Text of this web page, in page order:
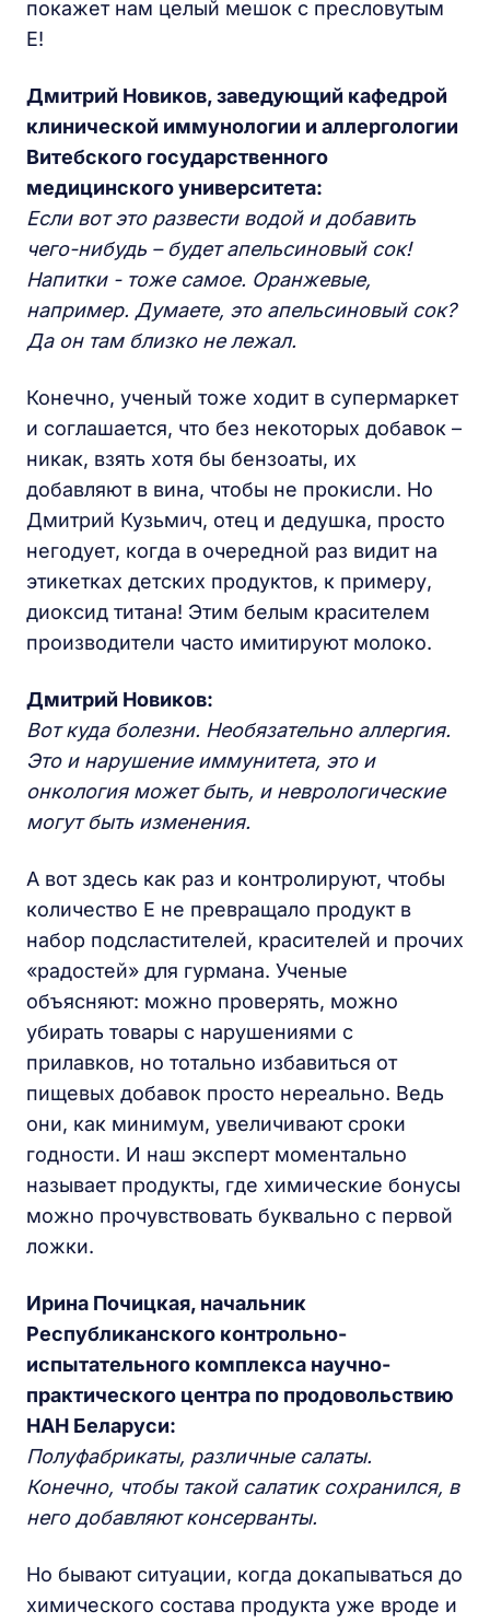
покажет нам целый мешок с пресловутым
Е!
Дмитрий Новиков, заведующий кафедрой
клинической иммунологии и аллергологии
Витебского государственного
медицинского университета:
Если вот это развести водой и добавить
чего-нибудь – будет апельсиновый сок!
Напитки - тоже самое. Оранжевые,
например. Думаете, это апельсиновый сок?
Да он там близко не лежал.
Конечно, ученый тоже ходит в супермаркет
и соглашается, что без некоторых добавок –
никак, взять хотя бы бензоаты, их
добавляют в вина, чтобы не прокисли. Но
Дмитрий Кузьмич, отец и дедушка, просто
негодует, когда в очередной раз видит на
этикетках детских продуктов, к примеру,
диоксид титана! Этим белым красителем
производители часто имитируют молоко.
Дмитрий Новиков:
Вот куда болезни. Необязательно аллергия.
Это и нарушение иммунитета, это и
онкология может быть, и неврологические
могут быть изменения.
А вот здесь как раз и контролируют, чтобы
количество Е не превращало продукт в
набор подсластителей, красителей и прочих
«радостей» для гурмана. Ученые
объясняют: можно проверять, можно
убирать товары с нарушениями с
прилавков, но тотально избавиться от
пищевых добавок просто нереально. Ведь
они, как минимум, увеличивают сроки
годности. И наш эксперт моментально
называет продукты, где химические бонусы
можно прочувствовать буквально с первой
ложки.
Ирина Почицкая, начальник
Республиканского контрольно-
испытательного комплекса научно-
практического центра по продовольствию
НАН Беларуси:
Полуфабрикаты, различные салаты.
Конечно, чтобы такой салатик сохранился, в
него добавляют консерванты.
Но бывают ситуации, когда докапываться до
химического состава продукта уже вроде и